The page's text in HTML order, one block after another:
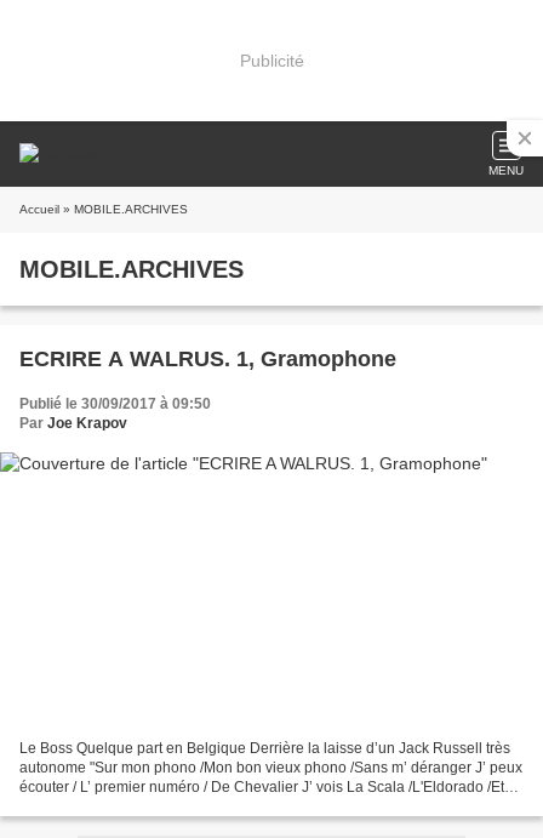
Publicité
MENU
Accueil » MOBILE.ARCHIVES
MOBILE.ARCHIVES
ECRIRE A WALRUS. 1, Gramophone
Publié le 30/09/2017 à 09:50
Par Joe Krapov
Le Boss Quelque part en Belgique Derrière la laisse d’un Jack Russell très
autonome "Sur mon phono /Mon bon vieux phono /Sans m’ déranger J’ peux
écouter / L’ premier numéro / De Chevalier J’ vois La Scala /L'Eldorado /Et